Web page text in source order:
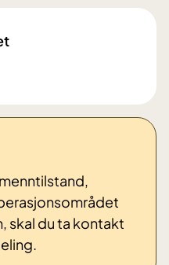
skal du ta kontakt